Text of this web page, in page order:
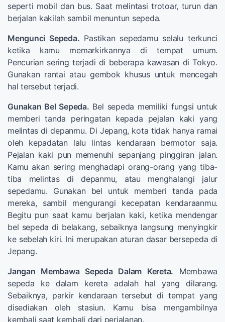
seperti mobil dan bus. Saat melintasi trotoar, turun dan
berjalan kakilah sambil menuntun sepeda.
Mengunci Sepeda. Pastikan sepedamu selalu terkunci
ketika kamu memarkirkannya di tempat umum.
Pencurian sering terjadi di beberapa kawasan di Tokyo.
Gunakan rantai atau gembok khusus untuk mencegah
hal tersebut terjadi.
Gunakan Bel Sepeda. Bel sepeda memiliki fungsi untuk
memberi tanda peringatan kepada pejalan kaki yang
melintas di depanmu. Di Jepang, kota tidak hanya ramai
oleh kepadatan lalu lintas kendaraan bermotor saja.
Pejalan kaki pun memenuhi sepanjang pinggiran jalan.
Kamu akan sering menghadapi orang-orang yang tiba-
tiba melintas di depanmu, atau menghalangi jalur
sepedamu. Gunakan bel untuk memberi tanda pada
mereka, sambil mengurangi kecepatan kendaraanmu.
Begitu pun saat kamu berjalan kaki, ketika mendengar
bel sepeda di belakang, sebaiknya langsung menyingkir
ke sebelah kiri. Ini merupakan aturan dasar bersepeda di
Jepang.
Jangan Membawa Sepeda Dalam Kereta. Membawa
sepeda ke dalam kereta adalah hal yang dilarang.
Sebaiknya, parkir kendaraan tersebut di tempat yang
disediakan oleh stasiun. Kamu bisa mengambilnya
kembali saat kembali dari perjalanan.